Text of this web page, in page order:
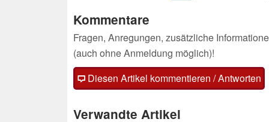
Kommentare
Fragen, Anregungen, zusätzliche
(auch ohne Anmeldung möglich)!
Diesen Artikel kommentieren / Antworten
Verwandte Artikel